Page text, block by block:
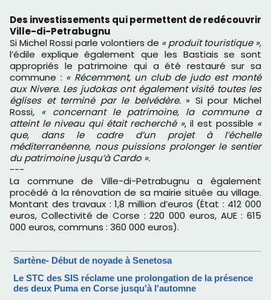
Des investissements qui permettent de redécouvrir
Ville-di-Petrabugnu
Si Michel Rossi parle volontiers de « produit touristique »,
l’édile explique également que les Bastiais se sont
appropriés le patrimoine qui a été restauré sur sa
commune : « Récemment, un club de judo est monté
aux Nivere. Les judokas ont également visité toutes les
églises et terminé par le belvédère. » Si pour Michel
Rossi, « concernant le patrimoine, la commune a
atteint le niveau qui était recherché », il est possible «
que, dans le cadre d’un projet à l’échelle
méditerranéenne, nous puissions prolonger le sentier
du patrimoine jusqu’à Cardo ».
---
La commune de Ville-di-Petrabugnu a également
procédé à la rénovation de sa mairie située au village.
Montant des travaux : 1,8 million d’euros (État : 412 000
euros, Collectivité de Corse : 220 000 euros, AUE : 615
000 euros, communs : 360 000 euros).
Sartène- Début de noyade à Senetosa
Le STC des SIS réclame une prolongation de la présence
des deux Puma en Corse jusqu'à l'automne